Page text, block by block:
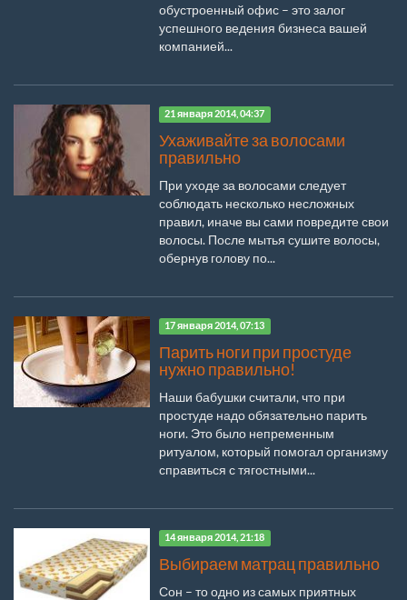
обустроенный офис – это залог
успешного ведения бизнеса вашей
компанией...
21 января 2014, 04:37
Ухаживайте за волосами
правильно
При уходе за волосами следует
соблюдать несколько несложных
правил, иначе вы сами повредите свои
волосы. После мытья сушите волосы,
обернув голову по...
17 января 2014, 07:13
Парить ноги при простуде
нужно правильно!
Наши бабушки считали, что при
простуде надо обязательно парить
ноги. Это было непременным
ритуалом, который помогал организму
справиться с тягостными...
14 января 2014, 21:18
Выбираем матрац правильно
Сон – то одно из самых приятных